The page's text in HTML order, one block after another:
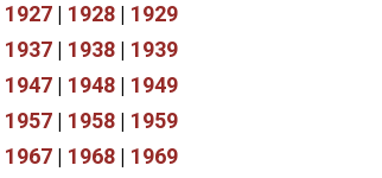
1927 | 1928 | 1929
1937 | 1938 | 1939
1947 | 1948 | 1949
1957 | 1958 | 1959
1967 | 1968 | 1969